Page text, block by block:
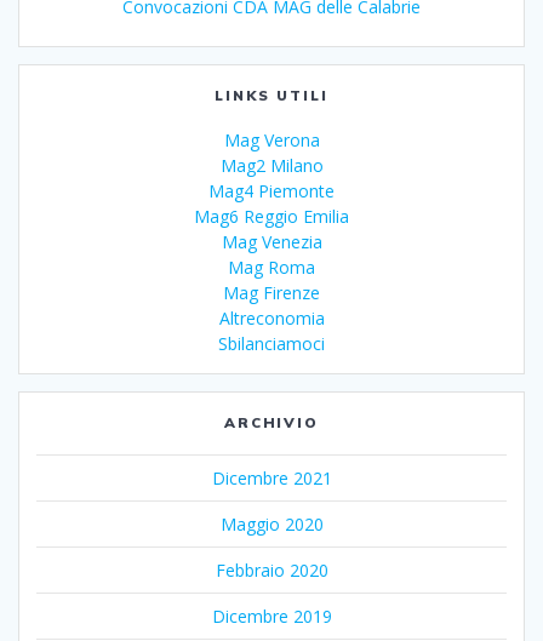
Convocazioni CDA MAG delle Calabrie
LINKS UTILI
Mag Verona
Mag2 Milano
Mag4 Piemonte
Mag6 Reggio Emilia
Mag Venezia
Mag Roma
Mag Firenze
Altreconomia
Sbilanciamoci
ARCHIVIO
Dicembre 2021
Maggio 2020
Febbraio 2020
Dicembre 2019